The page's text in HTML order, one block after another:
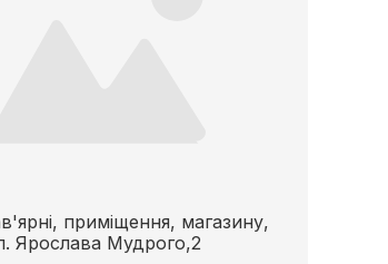
приміщення, магазину,
Ярослава Мудрого,2